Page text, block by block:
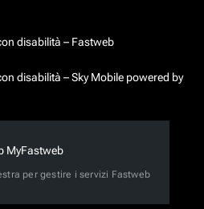
disabilità – Fastweb
disabilità – Sky Mobile powered by
MyFastweb
per gestire i servizi Fastweb